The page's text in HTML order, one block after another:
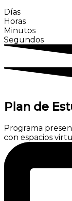
Días
Horas
Minutos
Segundos
Plan de
Programa
con espacios